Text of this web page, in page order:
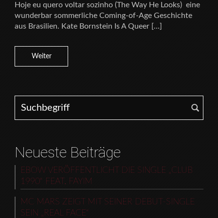
Hoje eu quero voltar sozinho (The Way He Looks)  eine
wunderbar sommerliche Coming-of-Age Geschichte
aus Brasilien. Kate Bornstein Is A Queer […]
Weiter
Search for:
Neueste Beiträge
EBOW VERÖFFENTLICHT DIE SINGLE „CLUB
1990“ FEAT. FAYIM
MC MARS ZEIGT MIT SEINER DEBUT-SINGLE
SEIN „REAL FACE“